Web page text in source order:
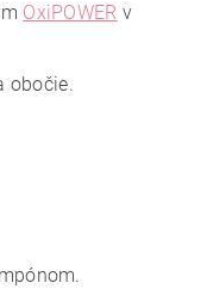
OxiPOWER v
obočie.